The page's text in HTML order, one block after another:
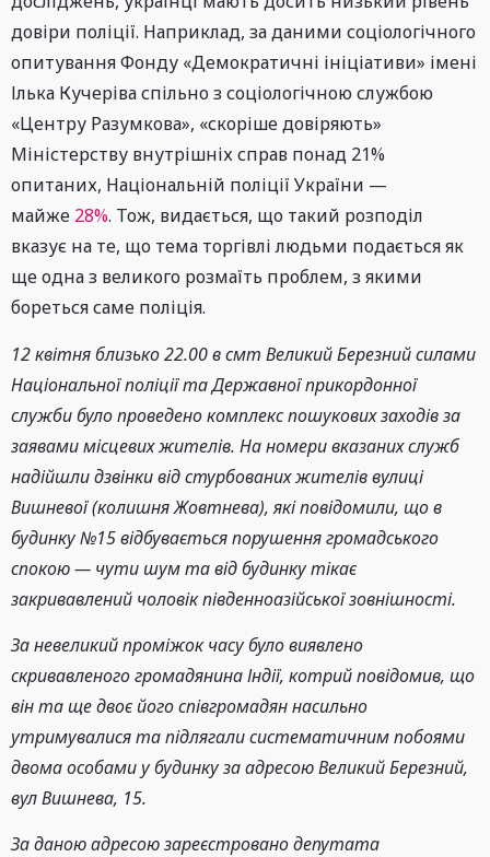
довіри поліції. Наприклад, за даними соціологічного
опитування Фонду «Демократичні ініціативи» імені
Ілька Кучеріва спільно з соціологічною службою
«Центру Разумкова», «скоріше довіряють»
Міністерству внутрішніх справ понад 21%
опитаних, Національній поліції України —
майже 28%. Тож, видається, що такий розподіл
вказує на те, що тема торгівлі людьми подається як
ще одна з великого розмаїть проблем, з якими
бореться саме поліція.
12 квітня близько 22.00 в смт Великий Березний силами
Національної поліції та Державної прикордонної
служби було проведено комплекс пошукових заходів за
заявами місцевих жителів. На номери вказаних служб
надійшли дзвінки від стурбованих жителів вулиці
Вишневої (колишня Жовтнева), які повідомили, що в
будинку №15 відбувається порушення громадського
спокою — чути шум та від будинку тікає
закривавлений чоловік південноазійської зовнішності.
За невеликий проміжок часу було виявлено
скривавленого громадянина Індії, котрий повідомив, що
він та ще двоє його співгромадян насильно
утримувалися та підлягали систематичним побоями
двома особами у будинку за адресою Великий Березний,
вул Вишнева, 15.
За даною адресою зареєстровано депутата